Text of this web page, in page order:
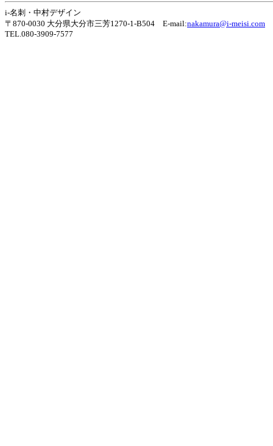
i-名刺・中村デザイン
〒870-0030 大分県大分市三芳1270-1-B504 E-mail:nakamura@i-meisi.com
TEL.080-3909-7577